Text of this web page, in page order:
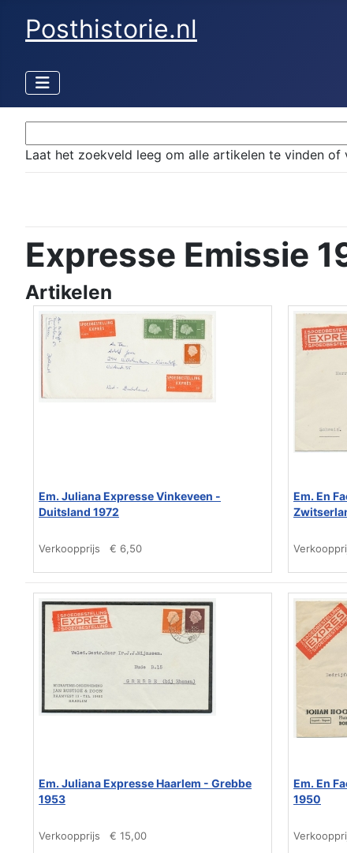
Posthistorie.nl
Laat het zoekveld leeg om alle artikelen te vinden
Expresse Emissie
Artikelen
Em. Juliana Expresse Vinkeveen -
Duitsland 1972
Verkoopprijs € 6,50
Em. En
Em. Juliana Expresse Haarlem - Grebbe
1953
Verkoopprijs € 15,00
Em. En
1950